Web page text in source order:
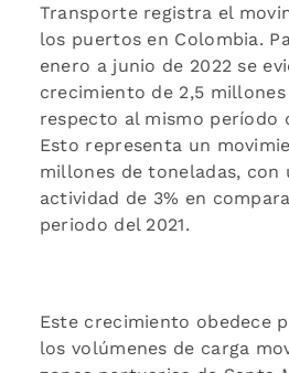
Transporte registra el
los puertos en Colombia.
enero a junio de 2022 se
crecimiento de 2,5
respecto al mismo período
Esto representa un
millones de toneladas, con
actividad de 3% en
periodo del 2021.
Este crecimiento obedece
los volúmenes de carga